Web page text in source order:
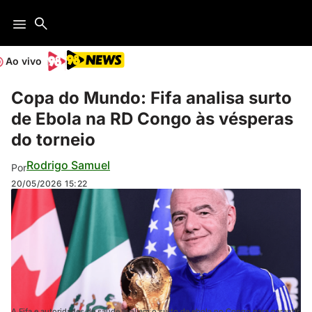
Ao vivo
Copa do Mundo: Fifa analisa surto
de Ebola na RD Congo às vésperas
do torneio
PorRodrigo Samuel
20/05/2026 15:22